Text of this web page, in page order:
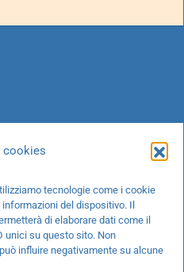
cookies
tecnologie come i cookie
del dispositivo. Il
di elaborare dati come il
unici su questo sito. Non
influire negativamente su alcune